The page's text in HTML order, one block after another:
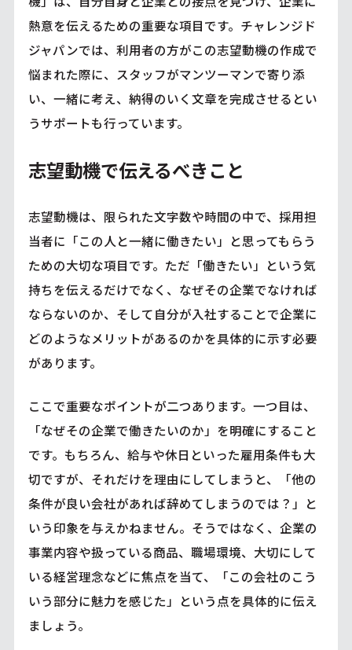
熱意を伝えるための重要な項目です。チャレンジド
ジャパンでは、利用者の方がこの志望動機の作成で
悩まれた際に、スタッフがマンツーマンで寄り添
い、一緒に考え、納得のいく文章を完成させるとい
うサポートも行っています。
志望動機で伝えるべきこと
志望動機は、限られた文字数や時間の中で、採用担
当者に「この人と一緒に働きたい」と思ってもらう
ための大切な項目です。ただ「働きたい」という気
持ちを伝えるだけでなく、なぜその企業でなければ
ならないのか、そして自分が入社することで企業に
どのようなメリットがあるのかを具体的に示す必要
があります。
ここで重要なポイントが二つあります。一つ目は、
「なぜその企業で働きたいのか」を明確にすること
です。もちろん、給与や休日といった雇用条件も大
切ですが、それだけを理由にしてしまうと、「他の
条件が良い会社があれば辞めてしまうのでは？」と
いう印象を与えかねません。そうではなく、企業の
事業内容や扱っている商品、職場環境、大切にして
いる経営理念などに焦点を当て、「この会社のこう
いう部分に魅力を感じた」という点を具体的に伝え
ましょう。